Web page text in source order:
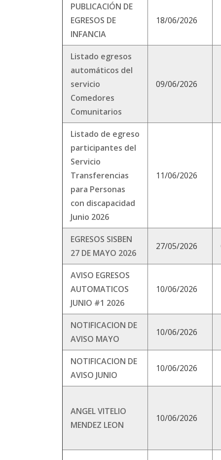
PUBLICACIÓN DE
EGRESOS DE
INFANCIA
18/06/2026
Listado egresos
automáticos del
servicio
Comedores
Comunitarios
09/06/2026
Listado de egreso
participantes del
Servicio
Transferencias
para Personas
con discapacidad
Junio 2026
11/06/2026
EGRESOS SISBEN
27 DE MAYO 2026
27/05/2026
AVISO EGRESOS
AUTOMATICOS
JUNIO #1 2026
10/06/2026
NOTIFICACION DE
AVISO MAYO
10/06/2026
NOTIFICACION DE
AVISO JUNIO
10/06/2026
ANGEL VITELIO
MENDEZ LEON
10/06/2026